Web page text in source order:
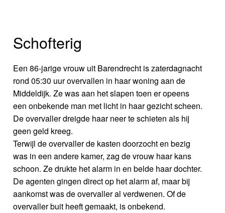
Schofterig
Een 86-jarige vrouw uit Barendrecht is zaterdagnacht
rond 05:30 uur overvallen in haar woning aan de
Middeldijk. Ze was aan het slapen toen er opeens
een onbekende man met licht in haar gezicht scheen.
De overvaller dreigde haar neer te schieten als hij
geen geld kreeg.
Terwijl de overvaller de kasten doorzocht en bezig
was in een andere kamer, zag de vrouw haar kans
schoon. Ze drukte het alarm in en belde haar dochter.
De agenten gingen direct op het alarm af, maar bij
aankomst was de overvaller al verdwenen. Of de
overvaller buit heeft gemaakt, is onbekend.